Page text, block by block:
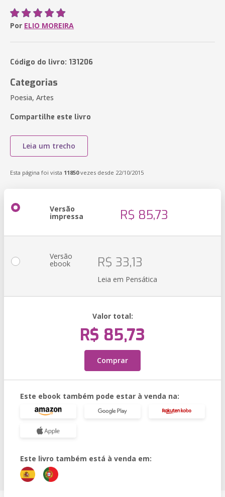
Por ELIO MOREIRA
Código do livro: 131206
Categorias
Poesia, Artes
Compartilhe este livro
Leia um trecho
Esta página foi vista 11850vezes desde 22/10/2015
Versão
impressa R$ 85,73
Versão
ebook R$ 33,13
Leia em Pensática
Valor total:
R$ 85,73
Comprar
Este ebook também pode estar à venda na:
Este livro também está à venda em: